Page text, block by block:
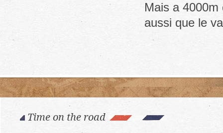
Mais a 4000m
aussi que le
Time on the road